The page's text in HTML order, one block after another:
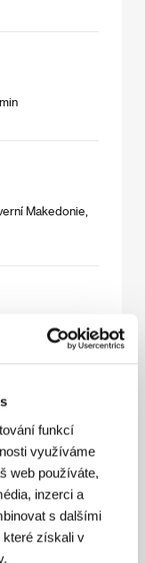
funkcí
využíváme
web používáte,
inzerci a
s dalšími
které získali v
Makedonie,
Turecko,
Room)